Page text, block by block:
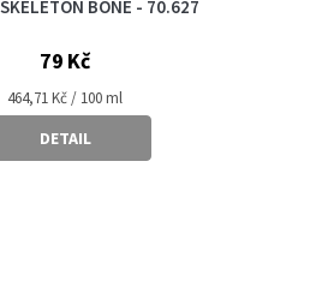
BONE - 70.627
79 Kč
Měrná
cena:
464,71 Kč / 100 ml
DETAIL